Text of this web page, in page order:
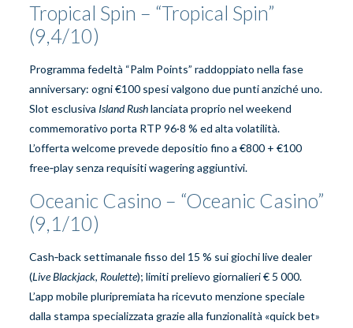
Tropical Spin – “Tropical Spin”
(9,4/10)
Programma fedeltà “Palm Points” raddoppiato nella fase
anniversary: ogni €100 spesi valgono due punti anziché uno.
Slot esclusiva Island Rushlanciata proprio nel weekend
commemorativo porta RTP 96·8 % ed alta volatilità.
L’offerta welcome prevede depositio fino a €800 + €100
free‑play senza requisiti wagering aggiuntivi.
Oceanic Casino – “Oceanic Casino”
(9,1/10)
Cash‑back settimanale fisso del 15 % sui giochi live dealer
(Live Blackjack, Roulette); limiti prelievo giornalieri € 5 000.
L’app mobile pluripremiata ha ricevuto menzione speciale
dalla stampa specializzata grazie alla funzionalità «quick bet»